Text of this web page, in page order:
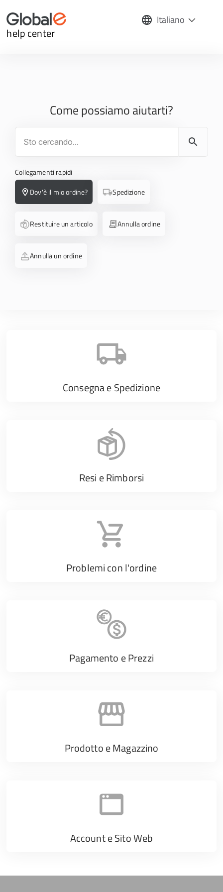
Italiano
help center
Come possiamo aiutarti?
Collegamenti rapidi
Dov'è il mio ordine?
Spedizione
Restituire un articolo Annulla ordine
Annulla un ordine
Consegna e Spedizione
Resi e Rimborsi
Problemi con l'ordine
Pagamento e Prezzi
Prodotto e Magazzino
Account e Sito Web